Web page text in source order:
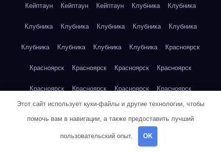
Кейптаун Кейптаун Кейптаун Клубника Клубника
Клубника Клубника Клубника Клубника Клубника
Клубника Клубника Клубника Клубника Красноярск
Красноярск Красноярск Красноярск Красноярск
Красноярск Красноярск Красноярск Красноярск
Красноярск Красноярск Красноярск
Кукуруза
Этот сайт использует куки-файлы и другие технологии, чтобы
помочь вам в навигации, а также предоставить лучший
пользовательский опыт. OK